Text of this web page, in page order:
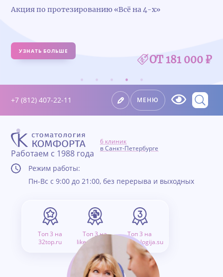
Удалили зуб — получите 5 000 ₽ на имплантацию
УЗНАТЬ БОЛЬШЕ
+7 (812) 407-22-11 МЕНЮ
Работаем с 1988 года
6 клиник
в Санкт-Петербурге
Режим работы:
Пн-Вс с 9:00 до 21:00, без перерыва и выходных
Топ 3 на
32top.ru
Топ 3 на
like.doctor.ru
Топ 3 на
stomatologija.su